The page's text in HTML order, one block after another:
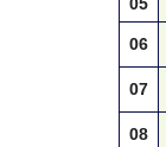
06
07
08